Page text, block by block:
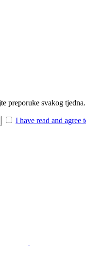
preporuke svakog
I have read and agree